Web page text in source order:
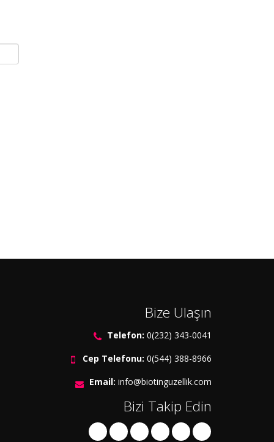
Bize Ulaşın
Telefon: 0(232) 343-0041
Cep Telefonu: 0(544) 388-8966
Email: info@biotinguzellik.com
Bizi Takip Edin